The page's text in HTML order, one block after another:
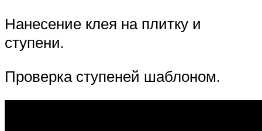
Нанесение клея на плитку и
ступени.
Проверка ступеней шаблоном.